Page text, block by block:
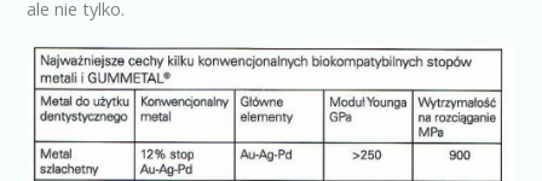
ale nie tylko.